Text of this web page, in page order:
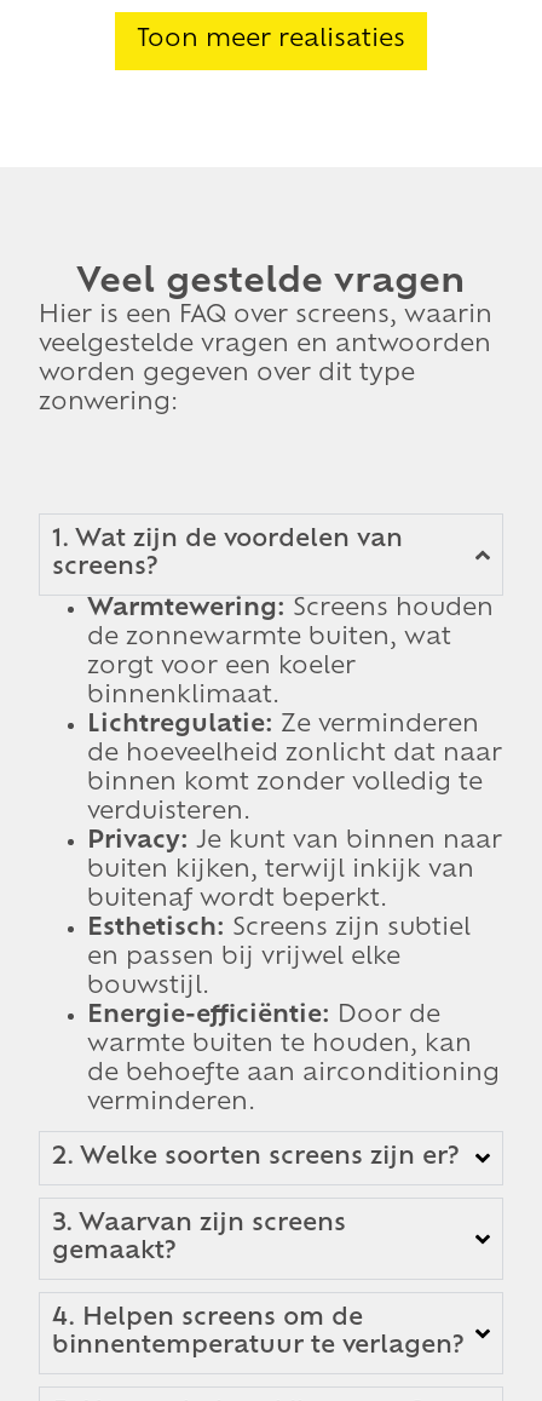
Toon meer realisaties
Veel gestelde vragen
Hier is een FAQ over screens, waarin
veelgestelde vragen en antwoorden
worden gegeven over dit type
zonwering:
1. Wat zijn de voordelen van
screens?
Warmtewering: Screens houden
de zonnewarmte buiten, wat
zorgt voor een koeler
binnenklimaat.
Lichtregulatie: Ze verminderen
de hoeveelheid zonlicht dat naar
binnen komt zonder volledig te
verduisteren.
Privacy: Je kunt van binnen naar
buiten kijken, terwijl inkijk van
buitenaf wordt beperkt.
Esthetisch: Screens zijn subtiel
en passen bij vrijwel elke
bouwstijl.
Energie-efficiëntie: Door de
warmte buiten te houden, kan
de behoefte aan airconditioning
verminderen.
2. Welke soorten screens zijn er?
3. Waarvan zijn screens
gemaakt?
4. Helpen screens om de
binnentemperatuur te verlagen?